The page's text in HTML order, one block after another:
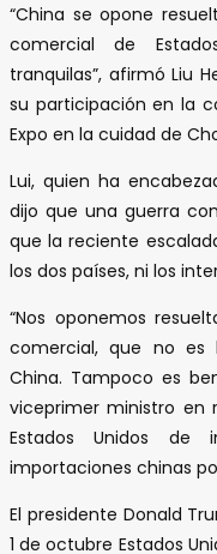
“China se opone
comercial de
tranquilas”, afirmó Liu
su participación en la
Expo en la cuidad de
Lui, quien ha
dijo que una guerra
que la reciente
los dos países, ni los
“Nos oponemos
comercial, que no es
China. Tampoco es
viceprimer ministro en
Estados Unidos de
importaciones chinas
El presidente Donald
1 de octubre Estados